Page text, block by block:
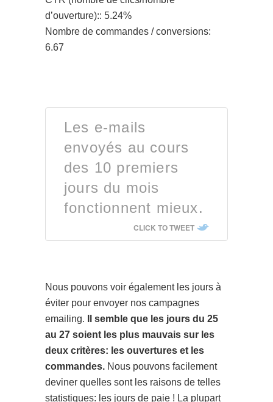
d’ouverture):: 5.24%
Nombre de commandes / conversions:
6.67
Les e-mails
envoyés au cours
des 10 premiers
jours du mois
fonctionnent mieux.
CLICK TO TWEET
Nous pouvons voir également les jours à
éviter pour envoyer nos campagnes
emailing.
Il semble que les jours du 25
au 27 soient les plus mauvais sur les
deux critères: les ouvertures et les
commandes. Nous pouvons facilement
deviner quelles sont les raisons de telles
statistiques: les jours de paie ! La plupart